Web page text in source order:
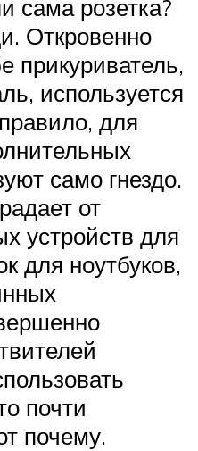
сама розетка?
Откровенно
прикуриватель,
используется
для
само гнездо.
от
устройств для
для ноутбуков,
почти
почему.